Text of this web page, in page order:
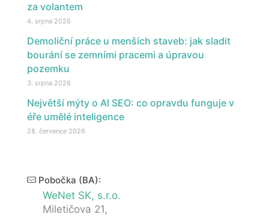
za volantem
4. srpna 2026
Demoliční práce u menších staveb: jak sladit
bourání se zemními pracemi a úpravou
pozemku
3. srpna 2026
Největší mýty o AI SEO: co opravdu funguje v
éře umělé inteligence
28. července 2026
Pobočka (BA):
WeNet SK, s.r.o.
Miletičova 21,